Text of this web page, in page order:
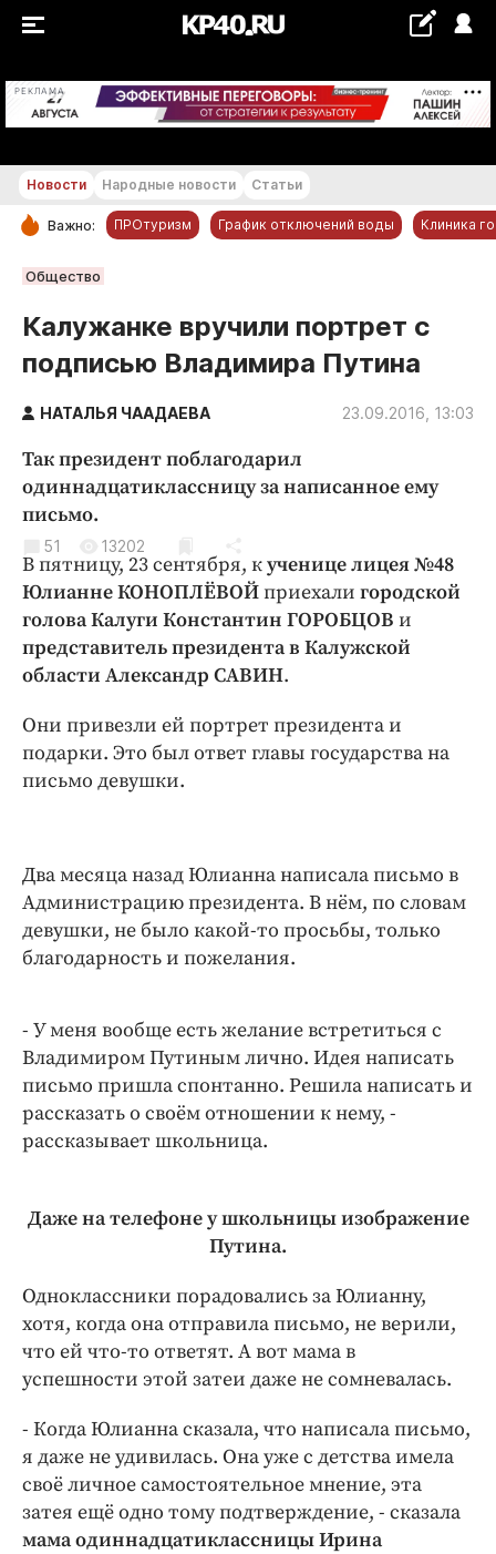
РЕКЛАМА +17...+18 °С
РУБРИКИ
Новости компаний
Статьи
Народные новости
Авто и транспорт
Благоустройство
Криминал
Культура
Недвижимость и ЖКХ
Образование
Общество
Погода
Происшествия
Спорт
Блоги
Издания
Медиаперсона
Клиника года
Бренд года
Работодатель года
Новости Народные новости Статьи
Важно: ПРОтуризм График отключений воды Клиника
Общество
Калужанке вручили портрет с
подписью Владимира Путина
НАТАЛЬЯ ЧААДАЕВА 23.09.2016, 13:03
Так президент поблагодарил
одиннадцатиклассницу за написанное ему
письмо.
51 13202
В пятницу, 23 сентября, кученице лицея №48
Юлианне КОНОПЛЁВОЙприехали городской
голова Калуги Константин ГОРОБЦОВ и
представитель президента в Калужской
области Александр САВИН.
Они привезли ей портрет президента и
подарки. Это был ответ главы государства на
письмо девушки.
Два месяца назад Юлианна написала письмо в
Администрацию президента. В нём, по словам
девушки, не было какой-то просьбы, только
благодарность и пожелания.
- У меня вообще есть желание встретиться с
Владимиром Путиным лично. Идея написать
письмо пришла спонтанно. Решила написать и
рассказать о своём отношении к нему, -
рассказывает школьница.
Даже на телефоне у школьницы изображение
Путина.
Одноклассники порадовались за Юлианну,
хотя, когда она отправила письмо, не верили,
что ей что-то ответят. А вот мама в
успешности этой затеи даже не сомневалась.
- Когда Юлианна сказала, что написала письмо,
я даже не удивилась. Она уже с детства имела
своё личное самостоятельное мнение, эта
затея ещё одно тому подтверждение, - сказала
мама одиннадцатиклассницы Ирина